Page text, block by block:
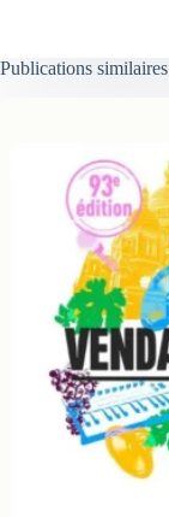
Publications similaires